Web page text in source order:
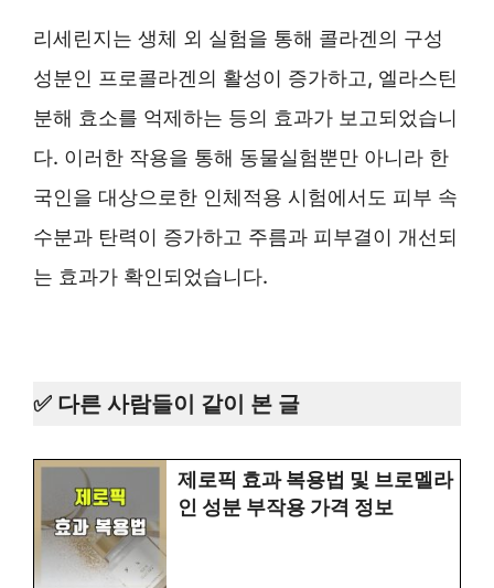
리세린지는 생체 외 실험을 통해 콜라겐의 구성
성분인 프로콜라겐의 활성이 증가하고, 엘라스틴
분해 효소를 억제하는 등의 효과가 보고되었습니
다. 이러한 작용을 통해 동물실험뿐만 아니라 한
국인을 대상으로한 인체적용 시험에서도 피부 속
수분과 탄력이 증가하고 주름과 피부결이 개선되
는 효과가 확인되었습니다.
✅ 다른 사람들이 같이 본 글
제로픽 효과 복용법 및 브로멜라
인 성분 부작용 가격 정보